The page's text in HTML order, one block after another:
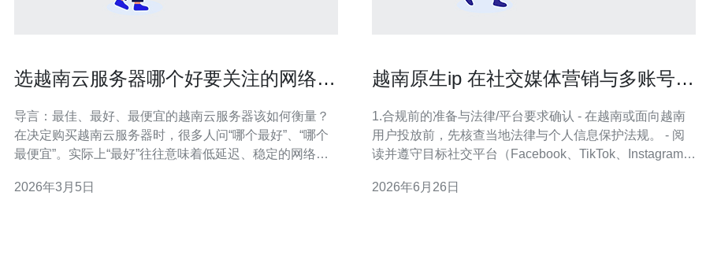
选越南云服务器哪个好要关注的网络连
导言：最佳、最好、最便宜的越南云服务器该如何衡量？
在决定购买越南云服务器时，很多人问“哪个最好”、“哪个
最便宜”。实际上“最好”往往意味着低延迟、稳定的网络连
着牺牲带宽质量或冗余能力。要在成本与性能之间取舍，
2026年3月5日
越南原生ip 在社交媒体营销与多账号运
1.合规前的准备与法律/平台要求确认 - 在越南或面向越南
用户投放前，先核查当地法律与个人信息保护法规。 - 阅
读并遵守目标社交平台（Facebook、TikTok、Instagram
供商是否提供合规证明与反滥用保证。 - 为不同业务准备
2026年6月26日